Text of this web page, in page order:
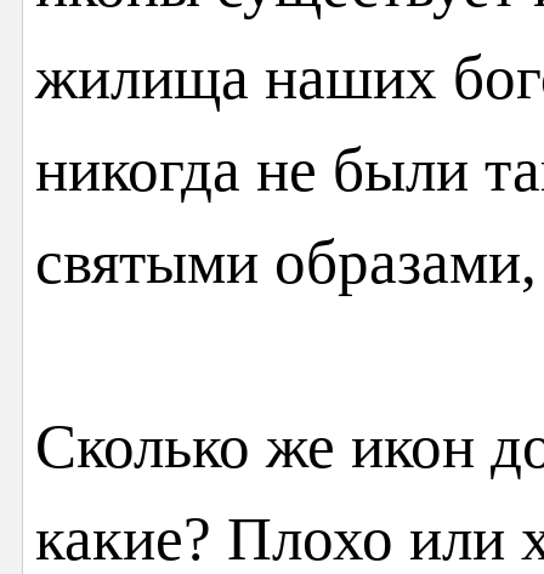
жилища наших
никогда не были
святыми
Сколько же икон
какие? Плохо или